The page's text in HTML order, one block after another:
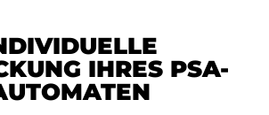
IHRES PSA-